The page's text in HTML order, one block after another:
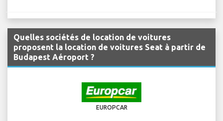
Quelles sociétés de location de voitures
proposent la location de voitures Seat à partir de
Budapest Aéroport ?
EUROPCAR